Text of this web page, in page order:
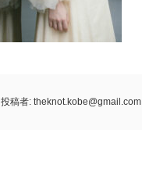
投稿者: theknot.kobe@gmail.com